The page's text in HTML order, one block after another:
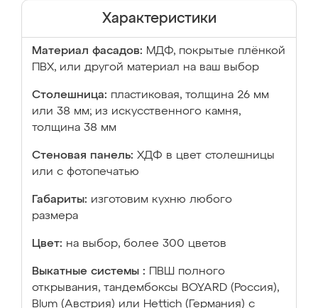
Характеристики
Материал фасадов: МДФ, покрытые плёнкой
ПВХ, или другой материал на ваш выбор
Столешница: пластиковая, толщина 26 мм
или 38 мм; из искусственного камня,
толщина 38 мм
Стеновая панель: ХДФ в цвет столешницы
или с фотопечатью
Габариты: изготовим кухню любого
размера
Цвет: на выбор, более 300 цветов
Выкатные системы :
ПВШ полного
открывания, тандембоксы BOYARD (Россия),
Blum (Австрия) или Hettich (Германия) с